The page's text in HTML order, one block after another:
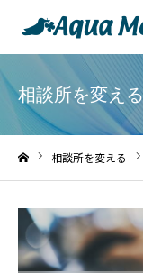
相談所を変える
相談所を変える